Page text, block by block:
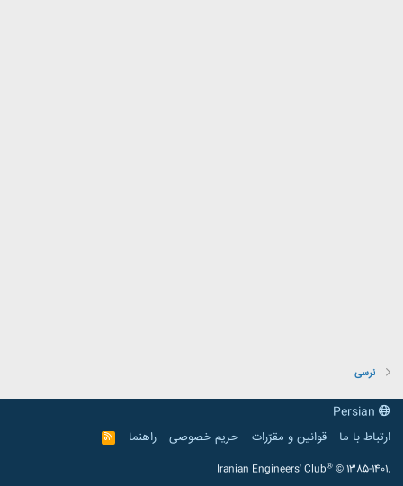
نرسی
ارتباط با ما
قوانین و مقرّرات حریم خصوصی راهنما
R
S
Iranian Engineers' Club® © 1385-1401.